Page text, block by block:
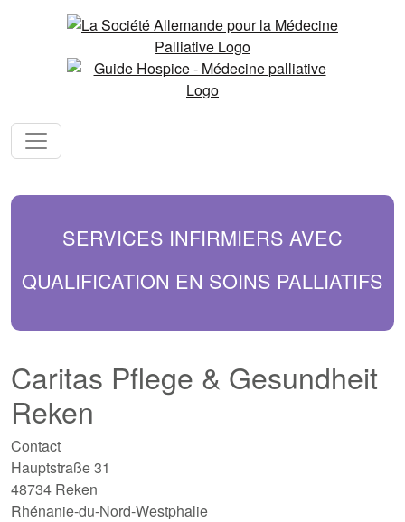
SERVICES INFIRMIERS AVEC
QUALIFICATION EN SOINS PALLIATIFS
Caritas Pflege & Gesundheit
Reken
Contact
Hauptstraße 31
48734 Reken
Rhénanie-du-Nord-Westphalie